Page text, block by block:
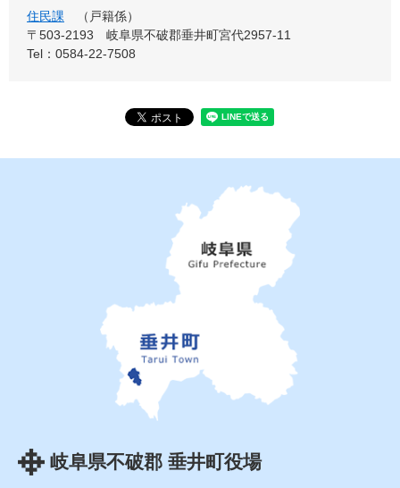
住民課
戸籍係
〒503-2193
岐阜県不破郡垂井町宮代2957-11
Tel：0584-22-7508
岐阜県不破郡 垂井町役場